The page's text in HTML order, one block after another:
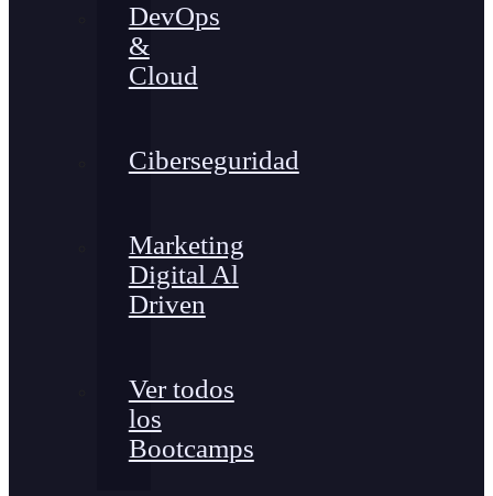
DevOps
&
Cloud
Ciberseguridad
Marketing
Digital Al
Driven
Ver todos
los
Bootcamps